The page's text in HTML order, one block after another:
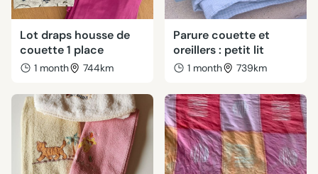
Lot draps housse de
couette 1 place
1 month 744km
Parure couette et
oreillers : petit lit
1 month 739km